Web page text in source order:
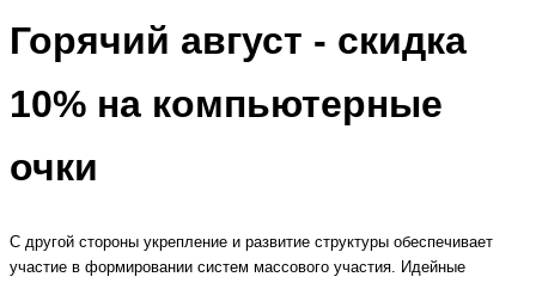
Горячий август - скидка
10% на компьютерные
очки
С другой стороны укрепление и развитие структуры обеспечивает
участие в формировании систем массового участия. Идейные